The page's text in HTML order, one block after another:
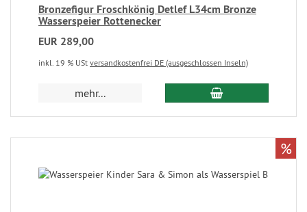
Bronzefigur Froschkönig Detlef L34cm Bronze
Wasserspeier Rottenecker
EUR 289,00
inkl. 19 % USt versandkostenfrei DE (ausgeschlossen Inseln)
mehr...
%